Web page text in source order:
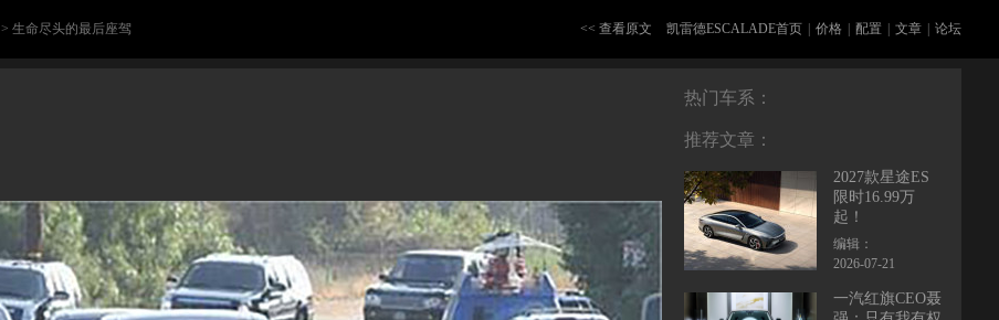
> 生命尽头的最后座驾 << 查看原文 凯雷德ESCALADE首页 价格 配置 文章 论坛
热门车系：
推荐文章：
2027款星途ES
限时16.99万
起！
编辑：
2026-07-21
一汽红旗CEO聂